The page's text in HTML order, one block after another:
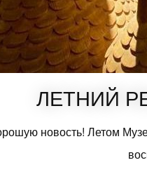
ЛЕТНИЙ
новость! Летом